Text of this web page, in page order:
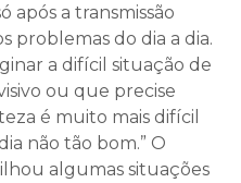
após a transmissão
problemas do dia a dia.
a difícil situação de
ou que precise
é muito mais difícil
não tão bom.” O
algumas situações